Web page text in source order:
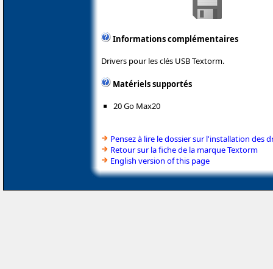
Informations complémentaires
Drivers pour les clés USB Textorm.
Matériels supportés
20 Go Max20
Pensez à lire le dossier sur l'installation des
Retour sur la fiche de la marque Textorm
English version of this page